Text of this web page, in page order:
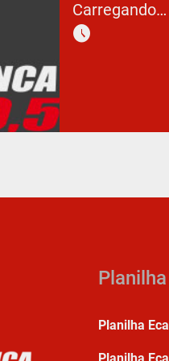
Carregando…
schedule
Planilha